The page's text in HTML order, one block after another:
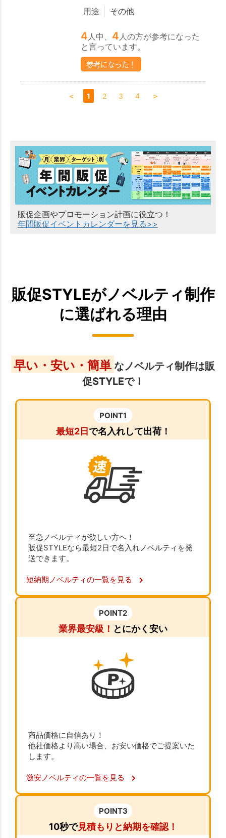
用途 その他
4 人中、 4 人の方が参考になった
と言っています。
参考になった！
＜ 1 2 3 4 ＞
販促企画やプロモーション計画に役立つ！
年間販促イベントカレンダーを見る>>
販促STYLEがノベルティ制作
に選ばれる理由
早い・安い・簡単 なノベルティ制作は販
促STYLEで！
POINT1
最短2日で名入れして出荷！
至急ノベルティが欲しい方へ！
販促STYLEなら最短2日で名入れノベルティを発
送できます。
短納期ノベルティの一覧を見る
POINT2
業界最安級！ とにかく安い
商品価格に自信あり！
他社価格より高い場合、お安い価格でご提案いた
します。
激安ノベルティの一覧を見る
POINT3
10秒で見積もりと納期を確認！